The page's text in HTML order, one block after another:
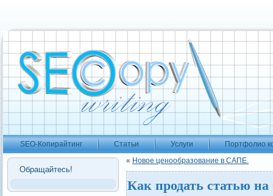
SEO-Копирайтинг Статьи Услуги Портфолио
Обращайтесь!
« Новое ценообразование в САПЕ.
Как продать статью